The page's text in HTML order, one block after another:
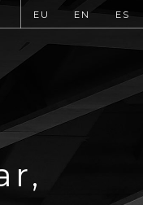
EU EN ES